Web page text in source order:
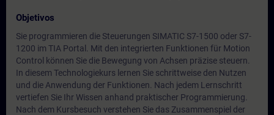
Objetivos
Sie programmieren die Steuerungen SIMATIC S7-1500 oder S7-
1200 im TIA Portal. Mit den integrierten Funktionen für Motion
Control können Sie die Bewegung von Achsen präzise steuern.
In diesem Technologiekurs lernen Sie schrittweise den Nutzen
und die Anwendung der Funktionen. Nach jedem Lernschritt
vertiefen Sie Ihr Wissen anhand praktischer Programmierung.
Nach dem Kursbesuch verstehen Sie das Zusammenspiel der